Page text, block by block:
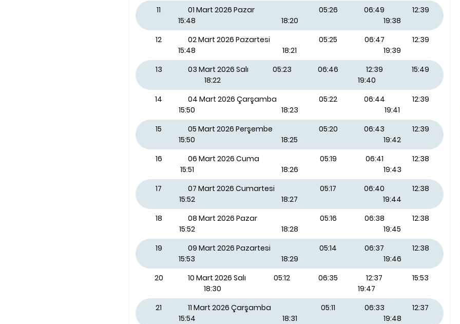
11
01 Mart 2026 Pazar 05:26 06:49
12:39
15:48
18:20
19:38
12
02 Mart 2026 Pazartesi 05:25 06:47
12:39
15:48
18:21
19:39
13
03 Mart 2026 Salı 05:23 06:46 12:39
15:49
18:22
19:40
14
04 Mart 2026 Çarşamba 05:22 06:44
12:39
15:50
18:23
19:41
15
05 Mart 2026 Perşembe 05:20 06:43
12:39
15:50
18:25
19:42
16
06 Mart 2026 Cuma 05:19 06:41
12:38
15:51
18:26
19:43
17
07 Mart 2026 Cumartesi 05:17 06:40
12:38
15:52
18:27
19:44
18
08 Mart 2026 Pazar 05:16 06:38
12:38
15:52
18:28
19:45
19
09 Mart 2026 Pazartesi 05:14 06:37
12:38
15:53
18:29
19:46
20
10 Mart 2026 Salı 05:12 06:35 12:37
15:53
18:30
19:47
21
11 Mart 2026 Çarşamba 05:11 06:33
12:37
15:54
18:31
19:48